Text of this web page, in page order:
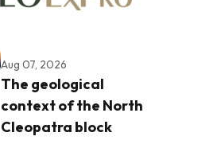
Aug 07, 2026
The geological
context of the North
Cleopatra block